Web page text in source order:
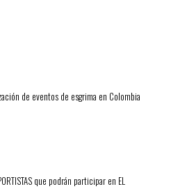
de eventos de esgrima en Colombia
que podrán participar en EL